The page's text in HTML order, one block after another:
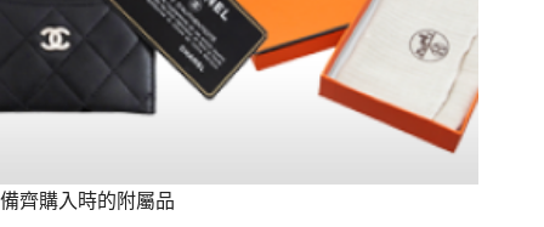
備齊購入時的附屬品